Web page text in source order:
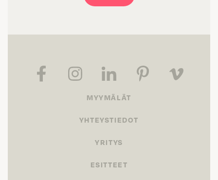
MYYMÄLÄT
YHTEYSTIEDOT
YRITYS
ESITTEET